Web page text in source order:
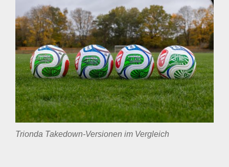
Trionda Takedown-Versionen im Vergleich